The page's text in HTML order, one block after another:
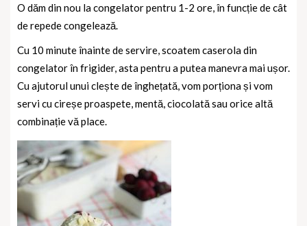
O dăm din nou la congelator pentru 1-2 ore, în funcție de cât
de repede congelează.
Cu 10 minute înainte de servire, scoatem caserola din
congelator în frigider, asta pentru a putea manevra mai ușor.
Cu ajutorul unui clește de înghețată, vom porționa și vom
servi cu cireșe proaspete, mentă, ciocolată sau orice altă
combinație vă place.